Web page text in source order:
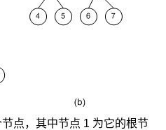
节点，其中节点 1 为它的根节